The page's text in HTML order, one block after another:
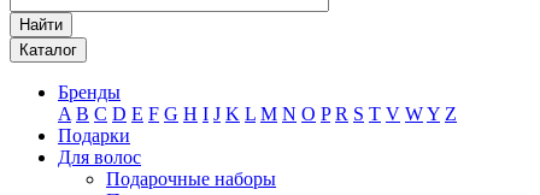
Найти
Каталог
Бренды
A B C D E F G H I J K L M N O P R S T V WY Z
Подарки
Для волос
Подарочные наборы